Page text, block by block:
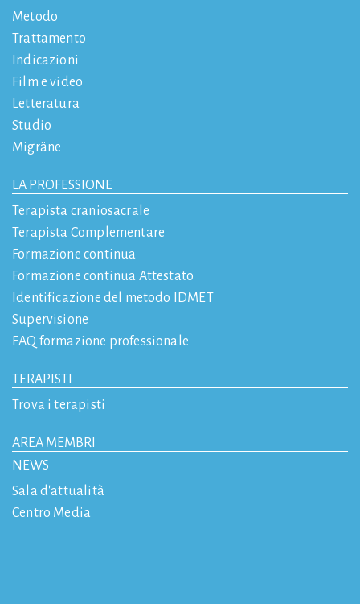
Metodo
Trattamento
Indicazioni
Film e video
Letteratura
Studio
Migräne
LA PROFESSIONE
Terapista craniosacrale
Terapista Complementare
Formazione continua
Formazione continua Attestato
Identificazione del metodo IDMET
Supervisione
FAQ formazione professionale
TERAPISTI
Trova i terapisti
AREA MEMBRI
NEWS
Sala d'attualità
Centro Media